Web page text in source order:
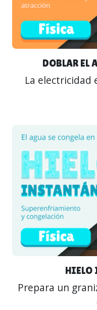
DOBLAR EL
La electricidad
HIELO
Prepara un